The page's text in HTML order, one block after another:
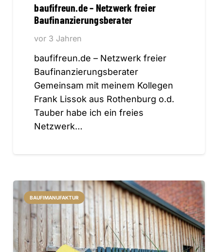
baufifreun.de – Netzwerk freier
Baufinanzierungsberater
vor 3 Jahren
baufifreun.de – Netzwerk freier
Baufinanzierungsberater
Gemeinsam mit meinem Kollegen
Frank Lissok aus Rothenburg o.d.
Tauber habe ich ein freies
Netzwerk…
BAUFIMANUFAKTUR